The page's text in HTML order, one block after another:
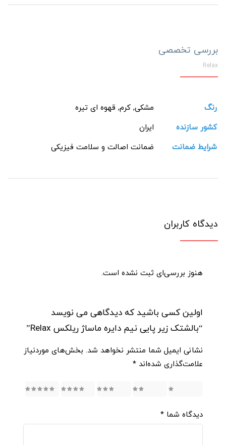
بررسی تخصصی
Relax
رنگ
مشکی, کرم, قهوه ای تیره
کشور سازنده
ایران
شرایط ضمانت
ضمانت اصالت و سلامت فیزیکی
دیدگاه کاربران
هنوز بررسی‌ای ثبت نشده است.
اولین کسی باشید که دیدگاهی می نویسد
“بالشتک زیر پایی نیم دایره ماساژ ریلکس Relax”
نشانی ایمیل شما منتشر نخواهد شد. بخش‌های موردنیاز
علامت‌گذاری شده‌اند *
5
دیدگاه شما *